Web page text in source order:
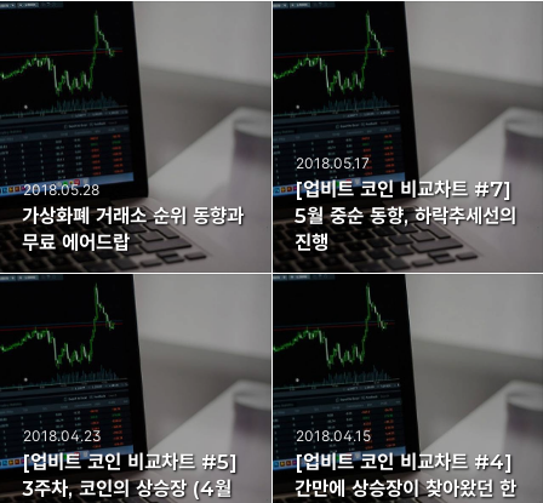
2018.05.28
가상화폐 거래소 순위 동향과
무료 에어드랍
2018.05.17
[업비트 코인 비교차트 #7]
5월 중순 동향, 하락추세선의
진행
2018.04.23
[업비트 코인 비교차트 #5]
3주차, 코인의 상승장 (4월
2018.04.15
[업비트 코인 비교차트 #4]
간만에 상승장이 찾아왔던 한